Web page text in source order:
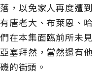
，以免家人再度遭到
唐老大、布萊恩、哈
在本集面臨前所未見
塞拜然，當然還有他
的街頭。